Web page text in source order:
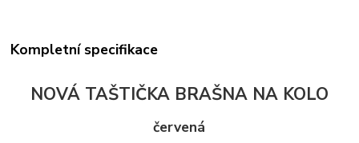
Kompletní specifikace
NOVÁ TAŠTIČKA BRAŠNA NA KOLO
červená